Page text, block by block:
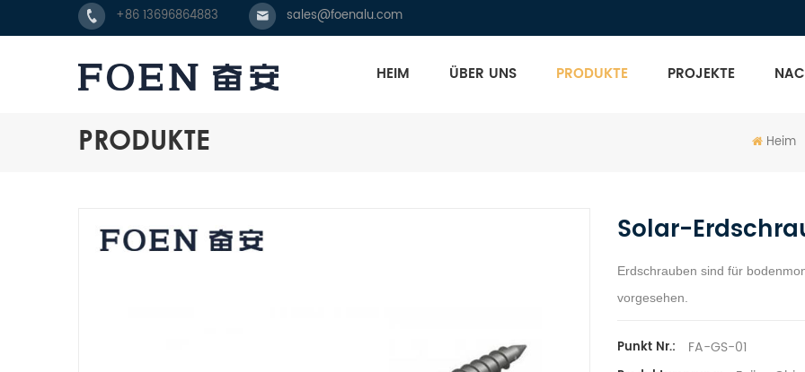
+86 13696864883 sales@foenalu.com
HEIM ÜBER UNS PRODUKTE PROJEKTE
PRODUKTE Heim
Solar-
Erdschrauben sind für
vorgesehen.
Punkt Nr.: FA-GS-01